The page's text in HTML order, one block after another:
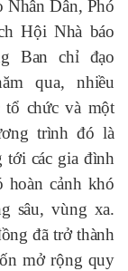
Dân, Phó
Hội Nhà báo
Ban chỉ đạo
qua, nhiều
tổ chức và một
trình đó là
tới các gia đình
hoàn cảnh khó
sâu, vùng xa.
đã trở thành
mở rộng quy